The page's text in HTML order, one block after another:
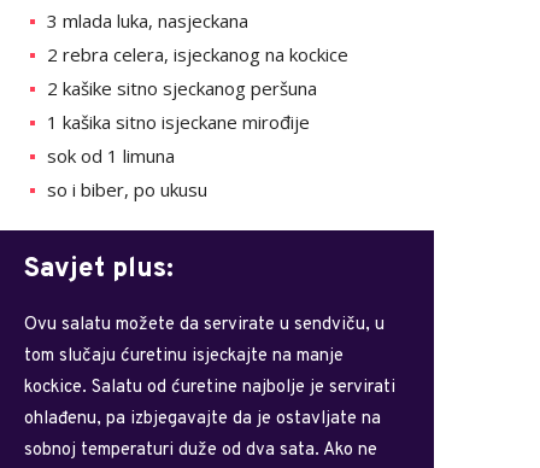
3 mlada luka, nasjeckana
2 rebra celera, isjeckanog na kockice
2 kašike sitno sjeckanog peršuna
1 kašika sitno isjeckane mirođije
sok od 1 limuna
so i biber, po ukusu
Savjet plus:
Ovu salatu možete da servirate u sendviču, u
tom slučaju ćuretinu isjeckajte na manje
kockice. Salatu od ćuretine najbolje je servirati
ohlađenu, pa izbjegavajte da je ostavljate na
sobnoj temperaturi duže od dva sata. Ako ne